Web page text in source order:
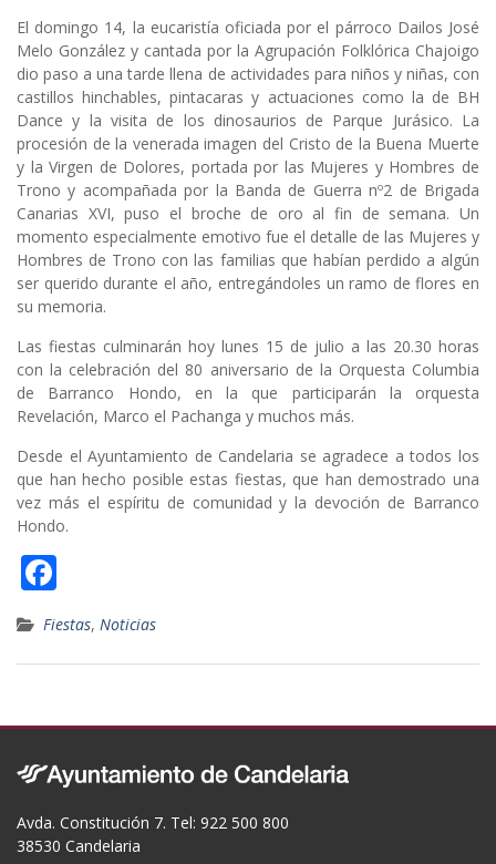
El domingo 14, la eucaristía oficiada por el párroco Dailos José
Melo González y cantada por la Agrupación Folklórica Chajoigo
dio paso a una tarde llena de actividades para niños y niñas, con
castillos hinchables, pintacaras y actuaciones como la de BH
Dance y la visita de los dinosaurios de Parque Jurásico. La
procesión de la venerada imagen del Cristo de la Buena Muerte
y la Virgen de Dolores, portada por las Mujeres y Hombres de
Trono y acompañada por la Banda de Guerra nº2 de Brigada
Canarias XVI, puso el broche de oro al fin de semana. Un
momento especialmente emotivo fue el detalle de las Mujeres y
Hombres de Trono con las familias que habían perdido a algún
ser querido durante el año, entregándoles un ramo de flores en
su memoria.
Las fiestas culminarán hoy lunes 15 de julio a las 20.30 horas
con la celebración del 80 aniversario de la Orquesta Columbia
de Barranco Hondo, en la que participarán la orquesta
Revelación, Marco el Pachanga y muchos más.
Desde el Ayuntamiento de Candelaria se agradece a todos los
que han hecho posible estas fiestas, que han demostrado una
vez más el espíritu de comunidad y la devoción de Barranco
Hondo.
ac
e
b
o
k
Fiestas, Noticias
Avda. Constitución 7. Tel: 922 500 800
38530 Candelaria